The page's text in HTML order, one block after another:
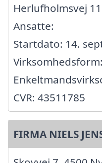
Herlufholmsvej
Ansatte:
Startdato: 14.
Virksomhedsform:
CVR: 43511785
FIRMA NIELS